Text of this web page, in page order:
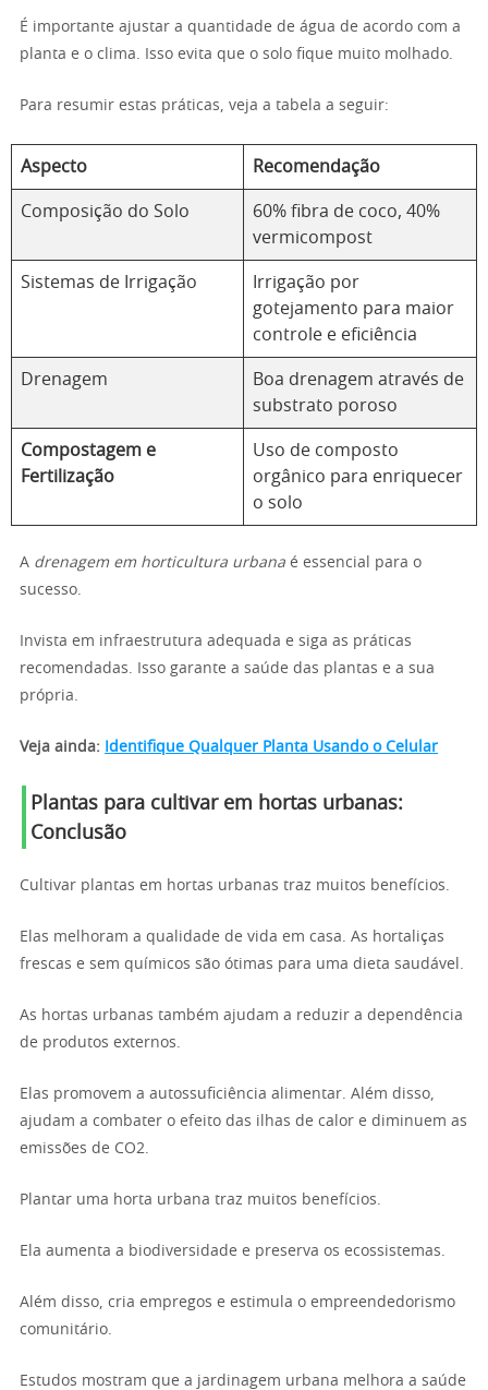
É importante ajustar a quantidade de água de acordo com a
planta e o clima. Isso evita que o solo fique muito molhado.
Para resumir estas práticas, veja a tabela a seguir:
Aspecto Recomendação
Composição do Solo
60% fibra de coco, 40%
vermicompost
Sistemas de Irrigação
Irrigação por
gotejamento para maior
controle e eficiência
Drenagem
Boa drenagem através de
substrato poroso
Compostagem e
Fertilização
Uso de composto
orgânico para enriquecer
o solo
A drenagem em horticultura urbana é essencial para o
sucesso.
Invista em infraestrutura adequada e siga as práticas
recomendadas. Isso garante a saúde das plantas e a sua
própria.
Veja ainda: Identifique Qualquer Planta Usando o Celular
Plantas para cultivar em hortas urbanas:
Conclusão
Cultivar plantas em hortas urbanas traz muitos benefícios.
Elas melhoram a qualidade de vida em casa. As hortaliças
frescas e sem químicos são ótimas para uma dieta saudável.
As hortas urbanas também ajudam a reduzir a dependência
de produtos externos.
Elas promovem a autossuficiência alimentar. Além disso,
ajudam a combater o efeito das ilhas de calor e diminuem as
emissões de CO2.
Plantar uma horta urbana traz muitos benefícios.
Ela aumenta a biodiversidade e preserva os ecossistemas.
Além disso, cria empregos e estimula o empreendedorismo
comunitário.
Estudos mostram que a jardinagem urbana melhora a saúde